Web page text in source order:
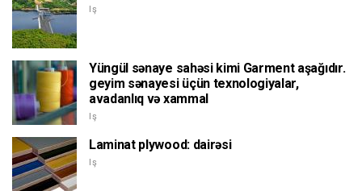
Iş
Yüngül sənaye sahəsi kimi Garment aşağıdır.
geyim sənayesi üçün texnologiyalar,
avadanlıq və xammal
Iş
Laminat plywood: dairəsi
Iş